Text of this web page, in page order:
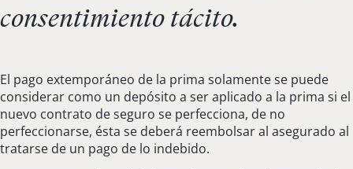
consentimiento tácito.
El pago extemporáneo de la prima solamente se puede
considerar como un depósito a ser aplicado a la prima si el
nuevo contrato de seguro se perfecciona, de no
perfeccionarse, ésta se deberá reembolsar al asegurado al
tratarse de un pago de lo indebido.